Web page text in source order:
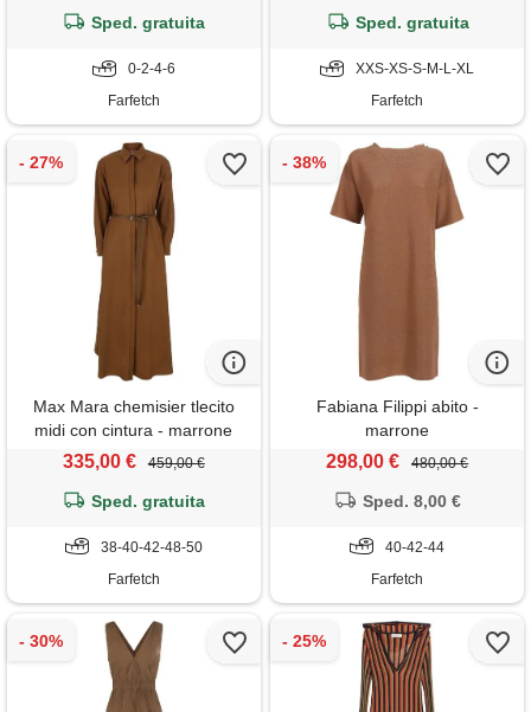
Sped. gratuita
0-2-4-6
Farfetch
Sped. gratuita
XXS-XS-S-M-L-XL
Farfetch
Max Mara chemisier tlecito
midi con cintura - marrone
335,00 € 459,00 €
Sped. gratuita
38-40-42-48-50
Farfetch
Fabiana Filippi abito -
marrone
298,00 € 480,00 €
Sped. 8,00 €
40-42-44
Farfetch